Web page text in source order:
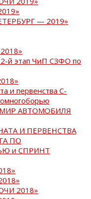
— 2019»
й этап ЧиП СЗФО по
и первенства С-
АВТОМОБИЛЯ
И ПЕРВЕНСТВА
ПО
и СПРИНТ
2018»